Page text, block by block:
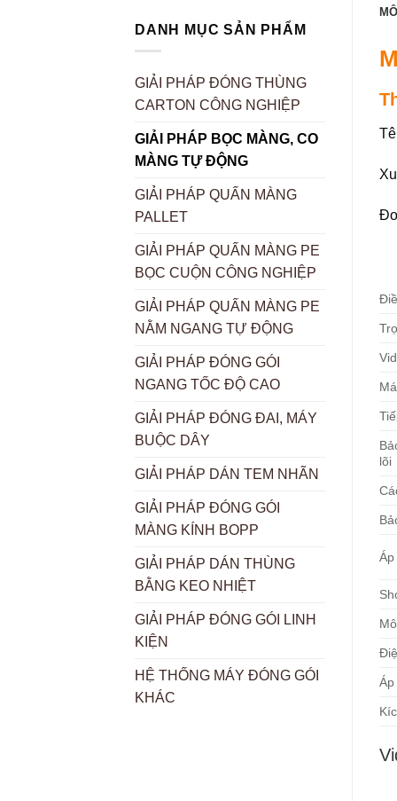
DANH MỤC SẢN PHẨM
GIẢI PHÁP ĐÓNG THÙNG
CARTON CÔNG NGHIỆP
GIẢI PHÁP BỌC MÀNG, CO
MÀNG TỰ ĐỘNG
GIẢI PHÁP QUẤN MÀNG
PALLET
GIẢI PHÁP QUẤN MÀNG PE
BỌC CUỘN CÔNG NGHIỆP
GIẢI PHÁP QUẤN MÀNG PE
NẰM NGANG TỰ ĐỘNG
GIẢI PHÁP ĐÓNG GÓI
NGANG TỐC ĐỘ CAO
GIẢI PHÁP ĐÓNG ĐAI, MÁY
BUỘC DÂY
GIẢI PHÁP DÁN TEM NHÃN
GIẢI PHÁP ĐÓNG GÓI
MÀNG KÍNH BOPP
GIẢI PHÁP DÁN THÙNG
BẰNG KEO NHIỆT
GIẢI PHÁP ĐÓNG GÓI LINH
KIỆN
HỆ THỐNG MÁY ĐÓNG GÓI
KHÁC
lõi